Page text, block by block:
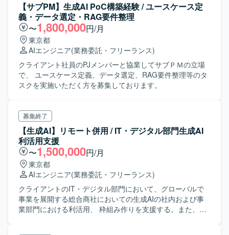
【サブPM】生成AI PoC構築経験 / ユースケース定
義・データ選定・RAG要件整理
〜1,800,000円/月
東京都
AIエンジニア(業務委託・フリーランス)
クライアント社員のPJメンバーと協業してサブＰＭの立場
で、 ユースケース定義、データ選定、RAG要件整理等のタ
スクを実施いただく方を募集しております。
募集終了
【生成AI】リモート併用 / IT・デジタル部門生成AI
利活用支援
〜1,500,000円/月
東京都
AIエンジニア(業務委託・フリーランス)
クライアントのIT・デジタル部門において、グローバルで
事業を展開する総合商社においての生成AIの社内および事
業部門における利活用、 枠組み作りを支援する。また、最